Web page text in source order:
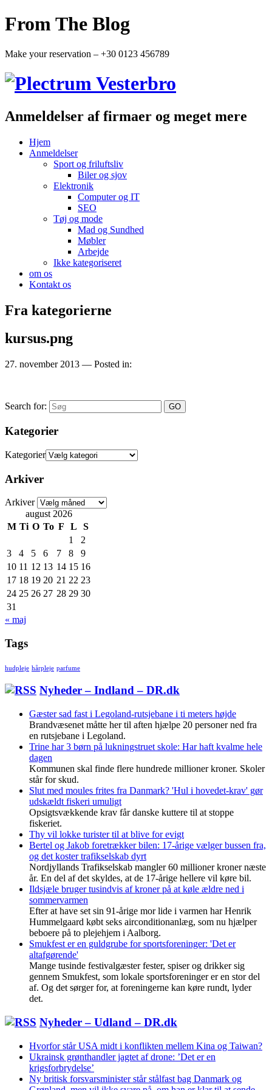
From The Blog
Make your reservation – +30 0123 456789
Anmeldelser af firmaer og meget mere
Hjem
Anmeldelser
Sport og friluftsliv
Biler og sjov
Elektronik
Computer og IT
SEO
Tøj og mode
Mad og Sundhed
Møbler
Arbejde
Ikke kategoriseret
om os
Kontakt os
Fra kategorierne
kursus.png
27. november 2013 — Posted in:
Search for:
Kategorier
Kategorier
Arkiver
Arkiver
august 2026
M Ti O To F L
S
1
2
3
4 5 6 7 8
9
10 11 12 13 14 15 16
17 18 19 20 21 22 23
24 25 26 27 28 29 30
31
« maj
Tags
hudpleje hårpleje parfume
Nyheder – Indland – DR.dk
Gæster sad fast i Legoland-rutsjebane i ti meters højde
Brandvæsenet måtte her til aften hjælpe 20 personer ned fra
en rutsjebane i Legoland.
Trine har 3 børn på lukningstruet skole: Har haft kvalme hele
dagen
Kommunen skal finde flere hundrede millioner kroner. Skoler
står for skud.
Slut med moules frites fra Danmark? 'Hul i hovedet-krav' gør
udskældt fiskeri umuligt
Opsigtsvækkende krav får danske kuttere til at stoppe
fiskeriet.
Thy vil lokke turister til at blive for evigt
Bertel og Jakob foretrækker bilen: 17-årige vælger bussen fra,
og det koster trafikselskab dyrt
Nordjyllands Trafikselskab mangler 60 millioner kroner næste
år. En del af det skyldes, at de 17-årige hellere vil køre bil.
Ildsjæle bruger tusindvis af kroner på at køle ældre ned i
sommervarmen
Efter at have set sin 91-årige mor lide i varmen har Henrik
Hummelgaard købt seks airconditionanlæg, som nu hjælper
beboere på to plejehjem i Aalborg.
Smukfest er en guldgrube for sportsforeninger: 'Det er
altafgørende'
Mange tusinde festivalgæster fester, spiser og drikker sig
gennem Smukfest, som lokale sportsforeninger er en stor del
af. Og det sørger for, at foreningerne kan køre rundt, lyder
det.
Nyheder – Udland – DR.dk
Hvorfor står USA midt i konflikten mellem Kina og Taiwan?
Ukrainsk grønthandler jagtet af drone: ’Det er en
krigsforbrydelse’
Ny britisk forsvarsminister står stålfast bag Danmark og